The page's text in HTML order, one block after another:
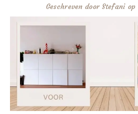
Geschreven doorStefani op